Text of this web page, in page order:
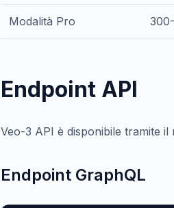
Modalità Pro
Endpoint API
Veo-3 API è disponibile tramite
Endpoint GraphQL